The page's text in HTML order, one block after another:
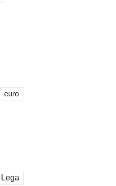
euro
Lega